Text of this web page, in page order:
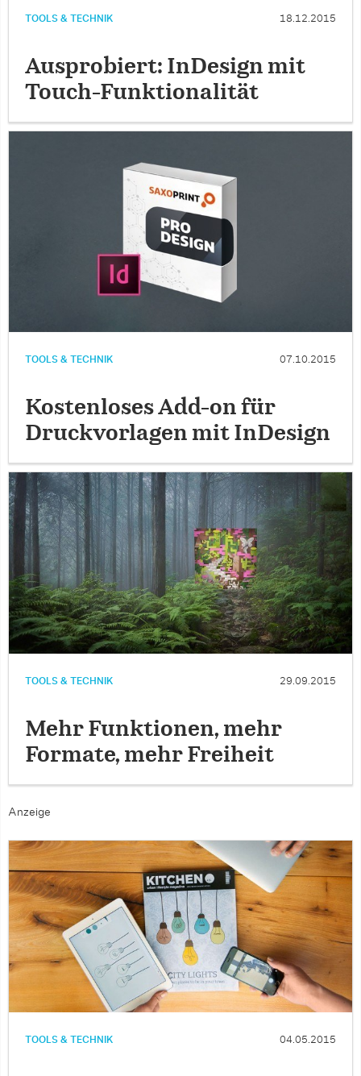
TOOLS & TECHNIK 18.12.2015
Ausprobiert: InDesign mit
Touch-Funktionalität
TOOLS & TECHNIK 07.10.2015
Kostenloses Add-on für
Druckvorlagen mit InDesign
TOOLS & TECHNIK 29.09.2015
Mehr Funktionen, mehr
Formate, mehr Freiheit
Anzeige
TOOLS & TECHNIK 04.05.2015